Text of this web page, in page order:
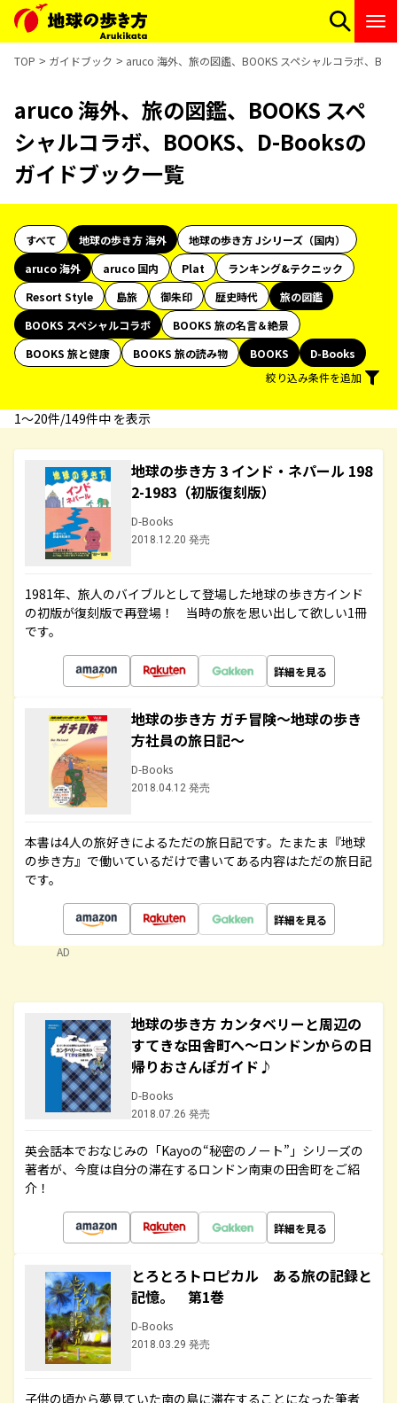
TOP ガイドブック aruco 海外、旅の図鑑、BOOKS スペシャルコラボ、
aruco 海外、旅の図鑑、BOOKS スペ
シャルコラボ、BOOKS、D-Booksの
ガイドブック一覧
すべて 地球の歩き方 海外
地球の歩き方 Jシリーズ（国内）
aruco 海外
aruco 国内 Plat
ランキング&テクニック
Resort Style
島旅 御朱印 歴史時代
旅の図鑑
BOOKS スペシャルコラボ
BOOKS 旅の名言＆絶景
BOOKS 旅と健康
BOOKS 旅の読み物 BOOKS
D-Books
絞り込み条件を追加
1〜20件/149件中 を表示
地球の歩き方 3 インド・ネパール 198
2-1983（初版復刻版）
D-Books
2018.12.20 発売
1981年、旅人のバイブルとして登場した地球の歩き方インド
の初版が復刻版で再登場！ 当時の旅を思い出して欲しい1冊
です。
詳細を見る
地球の歩き方 ガチ冒険～地球の歩き
方社員の旅日記～
D-Books
2018.04.12 発売
本書は4人の旅好きによるただの旅日記です。たまたま『地球
の歩き方』で働いているだけで書いてある内容はただの旅日記
です。
詳細を見る
AD
地球の歩き方 カンタベリーと周辺の
すてきな田舎町へ～ロンドンからの日
帰りおさんぽガイド♪
D-Books
2018.07.26 発売
英会話本でおなじみの「Kayoの“秘密のノート”」シリーズの
著者が、今度は自分の滞在するロンドン南東の田舎町をご紹
介！
詳細を見る
とろとろトロピカル ある旅の記録と
記憶。 第1巻
D-Books
2018.03.29 発売
子供の頃から夢見ていた南の島に滞在することになった筆者